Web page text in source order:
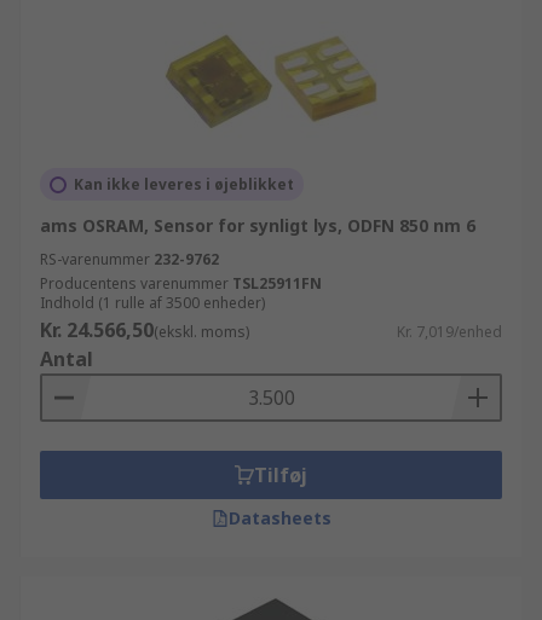
Kan ikke leveres i øjeblikket
ams OSRAM, Sensor for synligt lys, ODFN 850 nm 6
RS-varenummer 232-9762
Producentens varenummer TSL25911FN
Indhold (1 rulle af 3500 enheder)
Kr. 24.566,50(ekskl. moms) Kr. 7,019/enhed
Antal
Tilføj
Datasheets